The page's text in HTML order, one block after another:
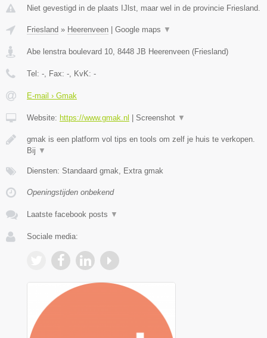
Niet gevestigd in de plaats IJlst, maar wel in de provincie Friesland.
Friesland » Heerenveen | Google maps ▼
Abe lenstra boulevard 10 8448 JB Heerenveen (Friesland)
Tel: - , Fax: - , KvK: -
E-mail › Gmak
Website: https://www.gmak.nl | Screenshot ▼
gmak is een platform vol tips en tools om zelf je huis te verkopen.
Bij ▼
Diensten: Standaard gmak, Extra gmak
Openingstijden onbekend
Laatste facebook posts ▼
Sociale media: